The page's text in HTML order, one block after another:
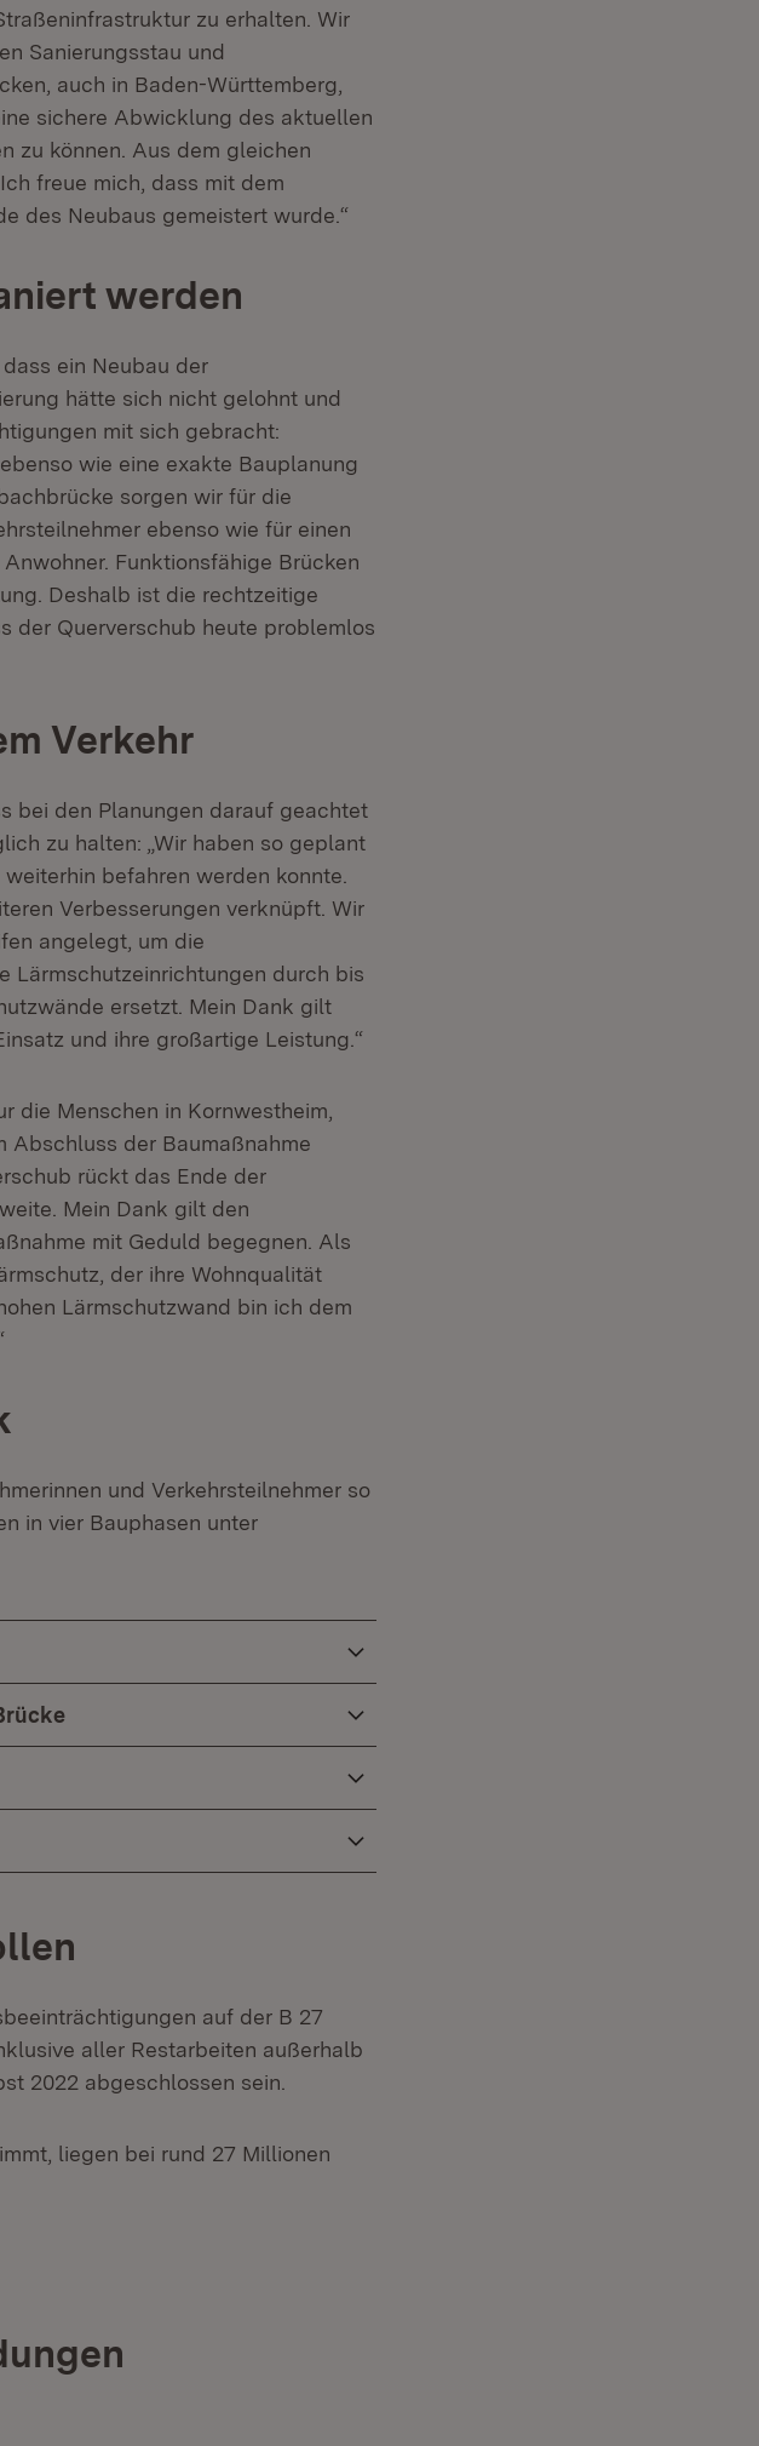
zu erhalten. Wir
Sanierungsstau und
auch in Baden-Württemberg,
sichere Abwicklung des aktuellen
zu können. Aus dem gleichen
freue mich, dass mit dem
des Neubaus gemeistert wurde.“
werden
ein Neubau der
hätte sich nicht gelohnt und
mit sich gebracht:
wie eine exakte Bauplanung
sorgen wir für die
ebenso wie für einen
Funktionsfähige Brücken
Deshalb ist die rechtzeitige
der Querverschub heute problemlos
Verkehr
bei den Planungen darauf geachtet
zu halten: „Wir haben so geplant
befahren werden konnte.
Verbesserungen verknüpft. Wir
angelegt, um die
Lärmschutzeinrichtungen durch bis
ersetzt. Mein Dank gilt
und ihre großartige Leistung.“
die Menschen in Kornwestheim,
Abschluss der Baumaßnahme
rückt das Ende der
Mein Dank gilt den
mit Geduld begegnen. Als
der ihre Wohnqualität
Lärmschutzwand bin ich dem
und Verkehrsteilnehmer so
in vier Bauphasen unter
auf der B 27
aller Restarbeiten außerhalb
2022 abgeschlossen sein.
liegen bei rund 27 Millionen